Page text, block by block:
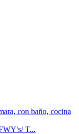
con baño, cocina
T...